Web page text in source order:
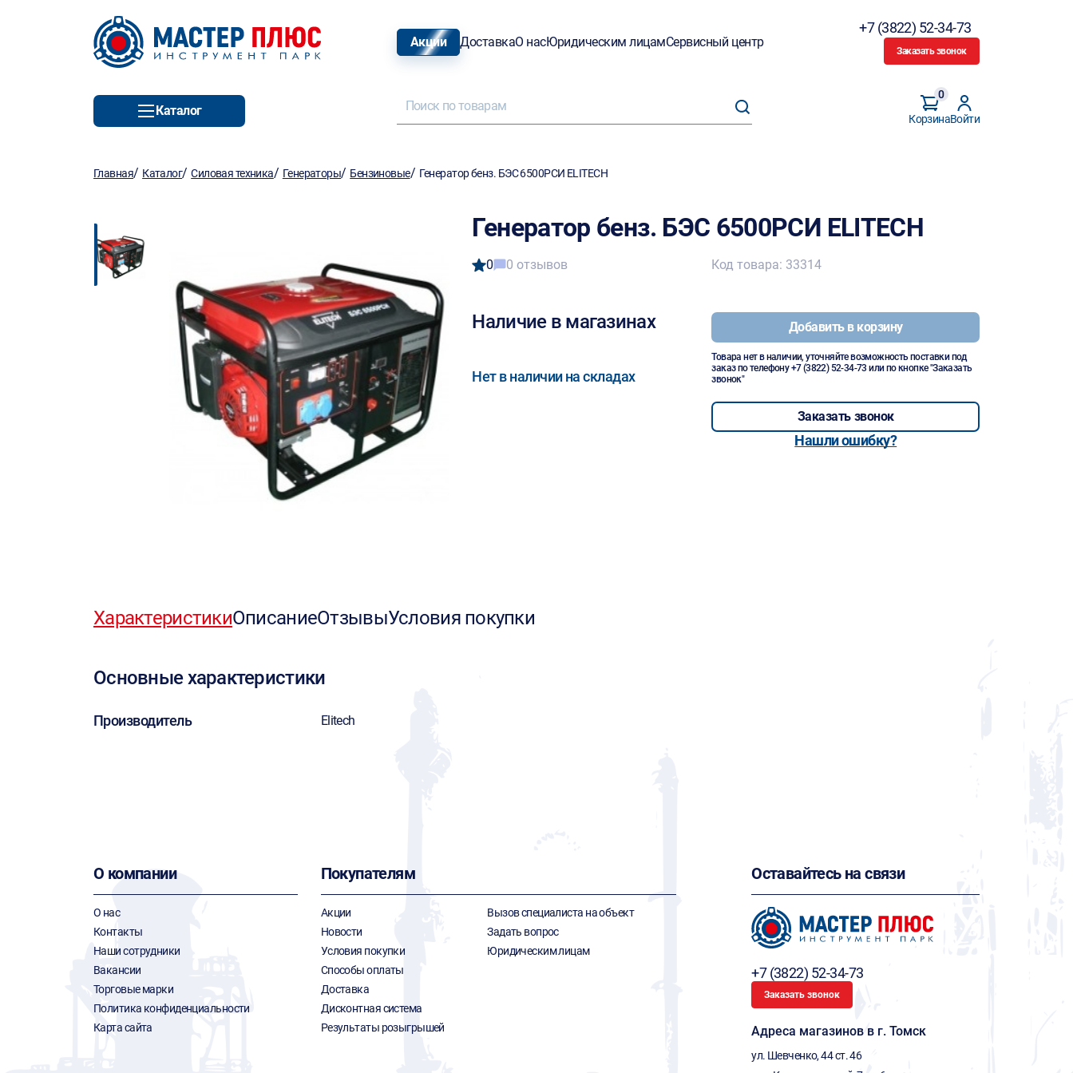
Акции ДоставкаО насЮридическим лицамСервисный центр
+7 (3822) 52-34-73
Заказать звонок
Каталог
Корзина
0
Войти
Главная/ Каталог/Силовая техника/ Генераторы/ Бензиновые/ Генератор бенз. БЭС 6500РСИ ELITECH
Генератор бенз. БЭС 6500РСИ ELITECH
0 0 отзывов
Наличие в магазинах
Нет в наличии на складах
Код товара: 33314
Добавить в корзину
Товара нет в наличии, уточняйте возможность поставки под
заказ по телефону+7 (3822) 52-34-73 или по кнопке "Заказать
звонок"
Заказать звонок
Нашли ошибку?
ХарактеристикиОписаниеОтзывыУсловия покупки
Основные характеристики
Производитель Elitech
О компании
О нас
Контакты
Наши сотрудники
Вакансии
Торговые марки
Политика конфиденциальности
Карта сайта
Покупателям
Акции
Новости
Условия покупки
Способы оплаты
Доставка
Дисконтная система
Результаты розыгрышей
Вызов специалиста на объект
Задать вопрос
Юридическим лицам
Оставайтесь на связи
+7 (3822) 52-34-73
Заказать звонок
Адреса магазинов в г. Томск
ул. Шевченко, 44 ст. 46